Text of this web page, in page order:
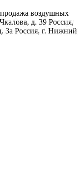
воздушных
Чкалова, д. 39 Россия,
3а Россия, г. Нижний